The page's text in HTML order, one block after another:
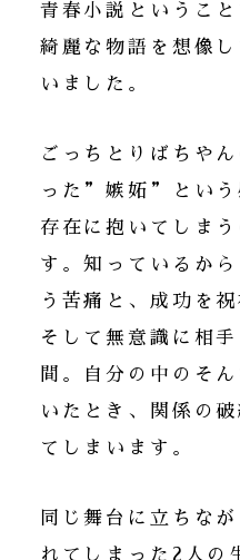
青春小説というこ
綺麗な物語を想像
いました。
ごっちとりばちや
った”嫉妬”という
存在に抱いてしま
す。知っているか
う苦痛と、成功を
そして無意識に相
間。自分の中のそ
いたとき、関係の
てしまいます。
同じ舞台に立ちな
れてしまった2人の